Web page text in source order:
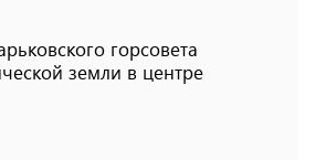
горсовета
земли в центре